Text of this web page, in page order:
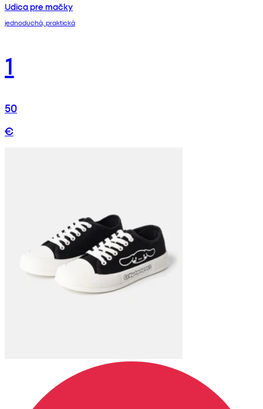
Udica pre mačky
jednoduchá, praktická
1
50
€